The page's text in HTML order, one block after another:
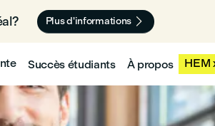
🇨🇦 Plus d'informations 
Succès étudiants À propos HEM